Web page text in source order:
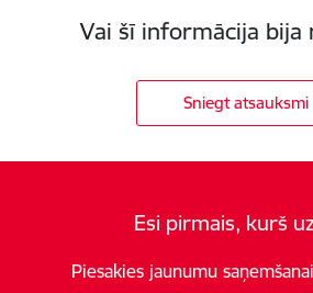
Vai šī informācija bija
Sniegt atsauksmi
Esi pirmais, kurš
Piesakies jaunumu